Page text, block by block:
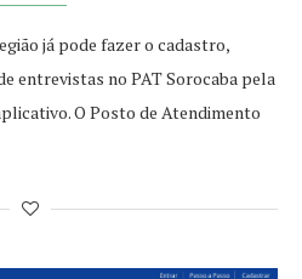
já pode fazer o cadastro,
entrevistas no PAT Sorocaba pela
O Posto de Atendimento